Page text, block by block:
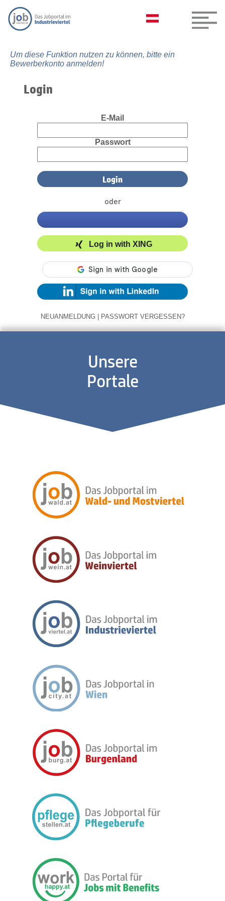
Um diese Funktion nutzen zu können, bitte ein
Bewerberkonto anmelden!
Login
E-Mail
Passwort
oder
Log in with XING
NEUANMELDUNG | PASSWORT VERGESSEN?
Unsere
Portale